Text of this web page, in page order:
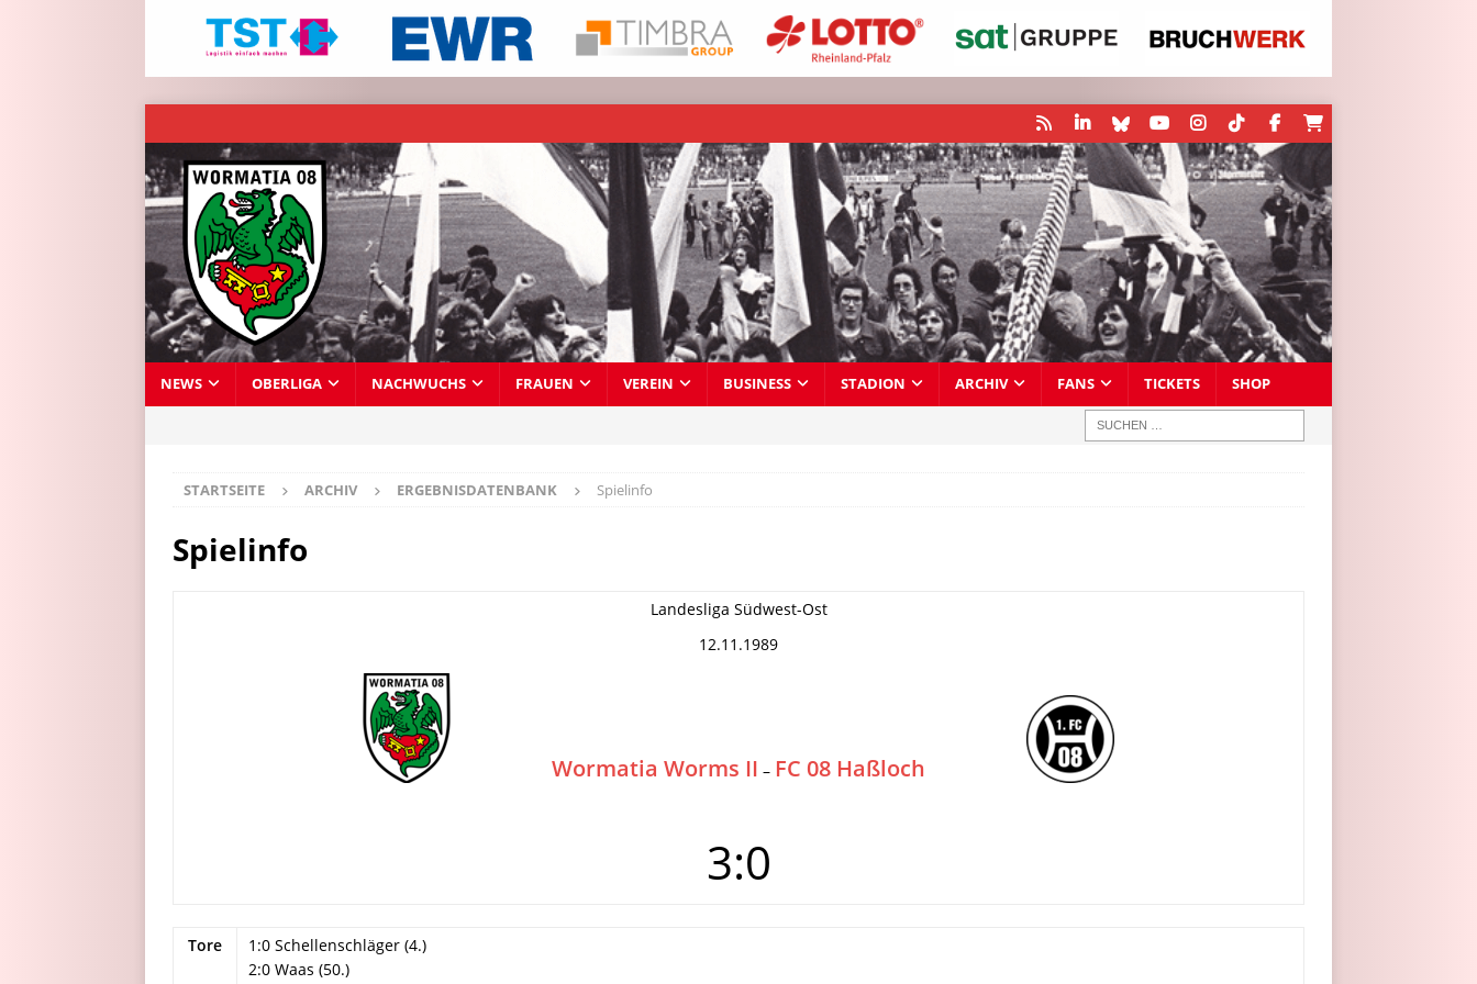
NEWS OBERLIGA NACHWUCHS FRAUEN VEREIN BUSINESS STADION ARCHIV FANS TICKETS SHOP
STARTSEITE ARCHIV ERGEBNISDATENBANK Spielinfo
Spielinfo
Landesliga Südwest-Ost
12.11.1989
Wormatia Worms II – FC 08 Haßloch
3:0
Tore
1:0 Schellenschläger (4.)
2:0 Waas (50.)